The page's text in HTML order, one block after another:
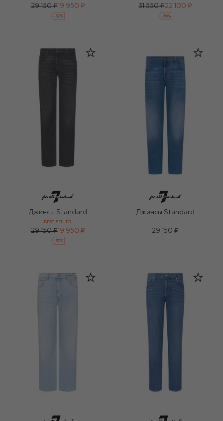
29 150 ₽19 950 ₽
-30%
31 550 ₽22 100 ₽
-30%
Джинсы Standard
BEST-SELLER
29 150 ₽19 950 ₽
-30%
Джинсы Standard
29 150 ₽